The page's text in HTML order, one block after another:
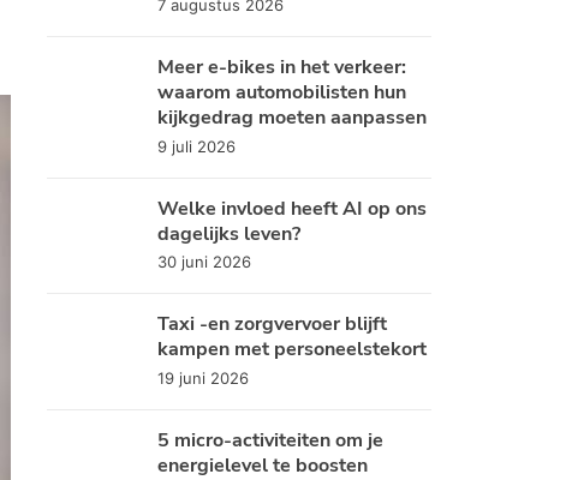
7 augustus 2026
Meer e-bikes in het verkeer:
waarom automobilisten hun
kijkgedrag moeten aanpassen
9 juli 2026
Welke invloed heeft AI op ons
dagelijks leven?
30 juni 2026
Taxi -en zorgvervoer blijft
kampen met personeelstekort
19 juni 2026
5 micro-activiteiten om je
energielevel te boosten